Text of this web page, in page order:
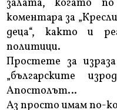
залата, когато
коментара за
деца“, както и
политици.
Простете за
„българските
Апостолът…
Аз просто имам по-